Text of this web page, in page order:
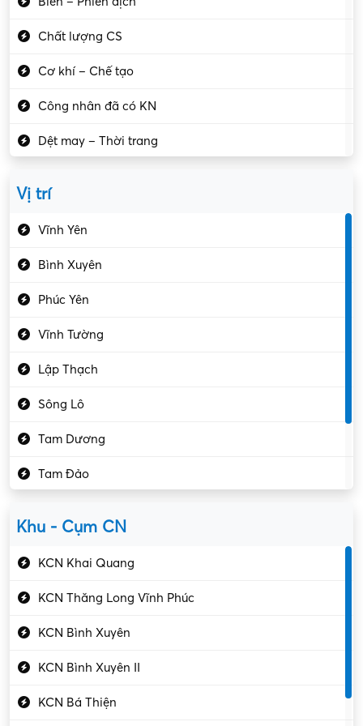
Chất lượng CS
Cơ khí – Chế tạo
Công nhân đã có KN
Dệt may – Thời trang
Kiểm soát chất lượng
Kỹ sư cơ khí
Kỹ sư điện
Kỹ thuật cao
Kỹ thuật mạng – IT
Làm bán thời gian
Lao động phổ thông
Vị trí
Vĩnh Yên
Bình Xuyên
Phúc Yên
Vĩnh Tường
Lập Thạch
Sông Lô
Tam Dương
Tam Đảo
Khu - Cụm CN
KCN Khai Quang
KCN Thăng Long Vĩnh Phúc
KCN Bình Xuyên
KCN Bình Xuyên II
KCN Bá Thiện